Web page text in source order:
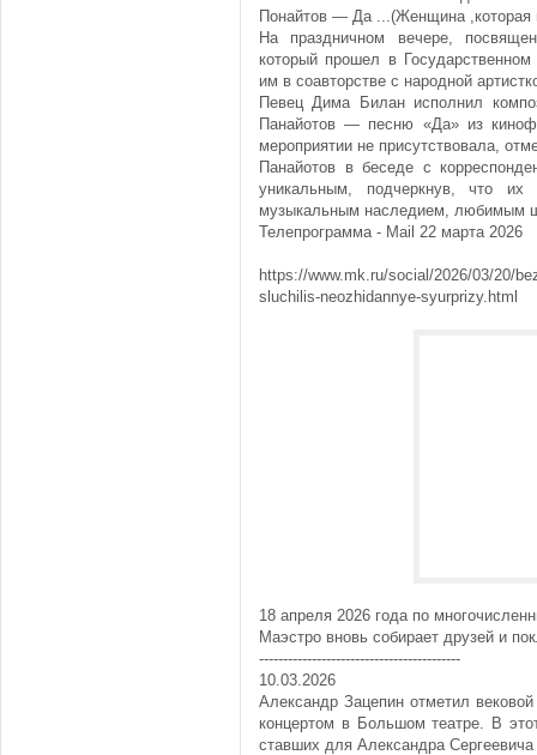
Понайтов — Да ...(Женщина ,которая
На праздничном вечере,
который прошел в
им в соавторстве с народной
Певец Дима Билан исполнил
Панайотов — песню «Да» из
мероприятии не присутствовала,
Панайотов в беседе с
уникальным, подчеркнув, что
музыкальным наследием, любимым
Телепрограмма - Mail 22 марта 2026
https://www.mk.ru/social/2026/03/20/
sluchilis-neozhidannye-syurprizy.html
18 апреля 2026 года по
Маэстро вновь собирает друзей и
------------------------------------------
10.03.2026
Александр Зацепин отметил
концертом в Большом театре. В
ставших для Александра